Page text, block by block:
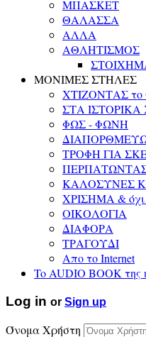
ΜΠΑΣΚΕΤ
ΘΑΛΑΣΣΑ
ΑΛΛΑ
ΑΘΛΗΤΙΣΜΟΣ
ΜΟΝΙΜΕΣ ΣΤΗΛΕΣ
ΧΤΙΖΟΝΤΑΣ
ΣΤΑ
ΦΩΣ - ΦΩΝΗ
ΤΡΟΦΗ ΓΙΑ
ΚΑΛΟΣΥΝΕΣ
ΧΡΙΣΗΜΑ & όχι
ΟΙΚΟΛΟΓΙΑ
ΔΙΑΦΟΡΑ
ΤΡΑΓΟΥΔΙ
Απο το Internet
To AUDIO BOOK της
Log in or Sign up
Όνομα Χρήστη